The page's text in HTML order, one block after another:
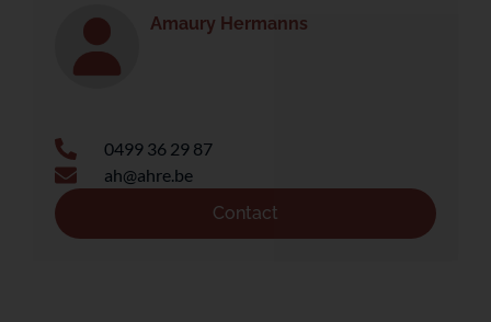
Amaury Hermanns
0499 36 29 87
ah@ahre.be
Contact